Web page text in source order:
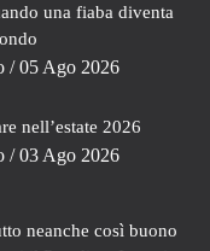
una fiaba diventa
/ 05 Ago 2026
nell’estate 2026
/ 03 Ago 2026
neanche così buono